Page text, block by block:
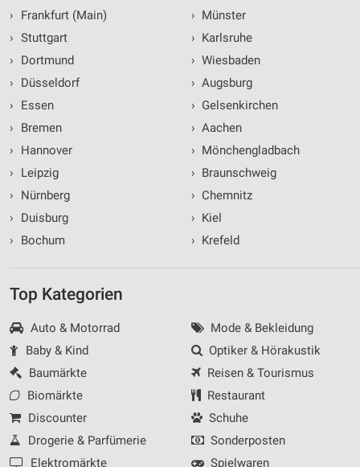
›
Frankfurt (Main)
› Stuttgart
›
Dortmund
›
Düsseldorf
›
Essen
›
Bremen
›
Hannover
›
Leipzig
›
Nürnberg
›
Duisburg
›
Bochum
› Münster
› Karlsruhe
› Wiesbaden
› Augsburg
› Gelsenkirchen
› Aachen
› Mönchengladbach
› Braunschweig
› Chemnitz
› Kiel
› Krefeld
Top Kategorien
Auto & Motorrad
Baby & Kind
Baumärkte
Biomärkte
Discounter
Drogerie & Parfümerie
Elektromärkte
Mode & Bekleidung
Optiker & Hörakustik
Reisen & Tourismus
Restaurant
Schuhe
Sonderposten
Spielwaren